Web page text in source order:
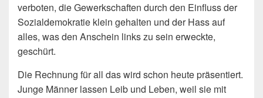
verboten, die Gewerkschaften durch den Einfluss der
Sozialdemokratie klein gehal­ten und der Hass auf
alles, was den Anschein links zu sein erweckte,
geschürt.
Die Rechnung für all das wird schon heute präsentiert.
Junge Männer lassen Leib und Leben, weil sie mit